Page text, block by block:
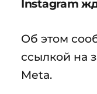
Instagram
Об этом
ссылкой на
Meta.